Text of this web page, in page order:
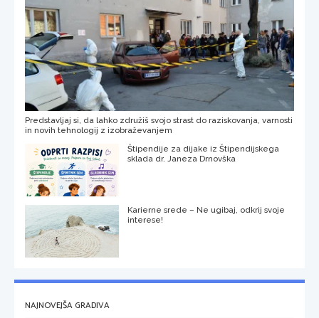
Predstavljaj si, da lahko združiš svojo strast do raziskovanja, varnosti
in novih tehnologij z izobraževanjem
Štipendije za dijake iz Štipendijskega
sklada dr. Janeza Drnovška
Karierne srede – Ne ugibaj, odkrij svoje
interese!
NAJNOVEJŠA GRADIVA